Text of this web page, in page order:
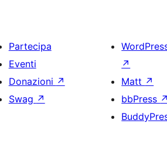
Partecipa
Eventi
Donazioni ↗
Swag ↗
↗
Matt ↗
bbPress ↗